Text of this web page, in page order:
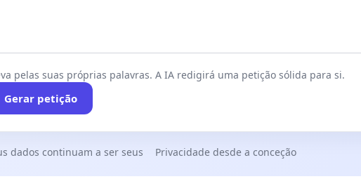
pelas suas próprias palavras. A IA redigirá uma petição sólida para si.
Gerar petição
dados continuam a ser seus Privacidade desde a conceção